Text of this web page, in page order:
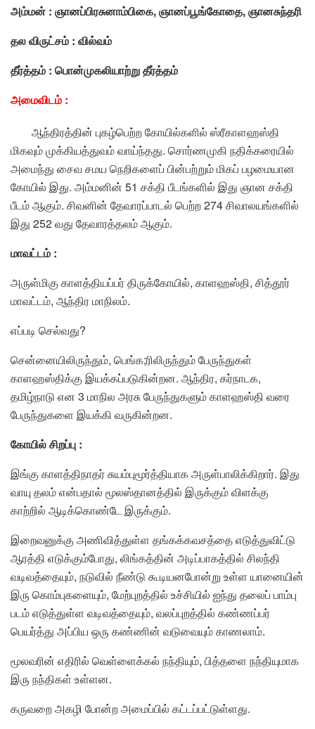
அம்மன் : ஞானப்பிரசுனாம்பிகை, ஞானப்பூங்கோதை, ஞானசுந்தரி
தல விருட்சம் : வில்வம்
தீர்த்தம் : பொன்முகலியாற்று தீர்த்தம்
அமைவிடம் :
ஆந்திரத்தின் புகழ்பெற்ற கோயில்களில் ஸ்ரீகாளஹஸ்தி
மிகவும் முக்கியத்துவம் வாய்ந்தது. சொர்ணமுகி நதிக்கரையில்
அமைந்து சைவ சமய நெறிகளைப் பின்பற்றும் மிகப் பழமையான
கோயில் இது. அம்மனின் 51 சக்தி பீடங்களில் இது ஞான சக்தி
பீடம் ஆகும். சிவனின் தேவாரப்பாடல் பெற்ற 274 சிவாலயங்களில்
இது 252 வது தேவாரத்தலம் ஆகும்.
மாவட்டம் :
அருள்மிகு காளத்தியப்பர் திருக்கோயில், காளஹஸ்தி, சித்தூர்
மாவட்டம், ஆந்திர மாநிலம்.
எப்படி செல்வது?
சென்னையிலிருந்தும், பெங்க;ரிலிருந்தும் பேருந்துகள்
காளஹஸ்திக்கு இயக்கப்படுகின்றன. ஆந்திர, கர்நாடக,
தமிழ்நாடு என 3 மாநில அரசு பேருந்துகளும் காளஹஸ்தி வரை
பேருந்துகளை இயக்கி வருகின்றன.
கோயில் சிறப்பு :
இங்கு காளத்திநாதர் சுயம்புமூர்த்தியாக அருள்பாலிக்கிறார். இது
வாயு தலம் என்பதால் மூலஸ்தானத்தில் இருக்கும் விளக்கு
காற்றில் ஆடிக்கொண்டே இருக்கும்.
இறைவனுக்கு அணிவித்துள்ள தங்கக்கவசத்தை எடுத்துவிட்டு
ஆரத்தி எடுக்கும்போது, லிங்கத்தின் அடிப்பாகத்தில் சிலந்தி
வடிவத்தையும், நடுவில் நீண்டு கூடியனபோன்று உள்ள யானையின்
இரு கொம்புகளையும், மேற்புறத்தில் உச்சியில் ஐந்து தலைப் பாம்பு
படம் எடுத்துள்ள வடிவத்தையும், வலப்புறத்தில் கண்ணப்பர்
பெயர்த்து அப்பிய ஒரு கண்ணின் வடுவையும் காணலாம்.
மூலவரின் எதிரில் வெள்ளைக்கல் நந்தியும், பித்தளை நந்தியுமாக
இரு நந்திகள் உள்ளன.
கருவறை அகழி போன்ற அமைப்பில் கட்டப்பட்டுள்ளது.